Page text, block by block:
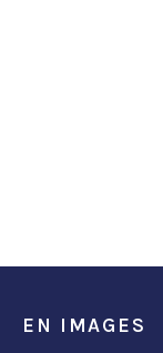
EN IMAGES